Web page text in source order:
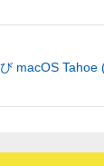
macOS Tahoe